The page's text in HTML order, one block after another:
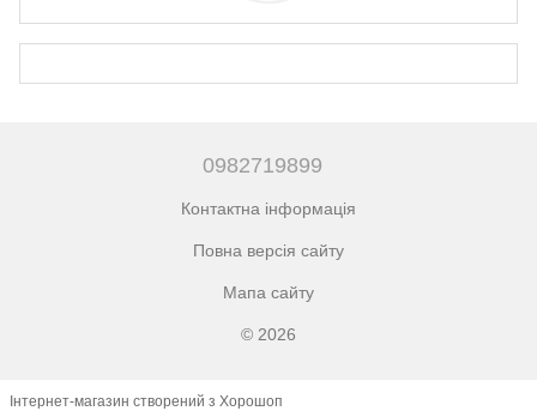
0982719899
Контактна інформація
Повна версія сайту
Мапа сайту
© 2026
Інтернет-магазин створений з Хорошоп